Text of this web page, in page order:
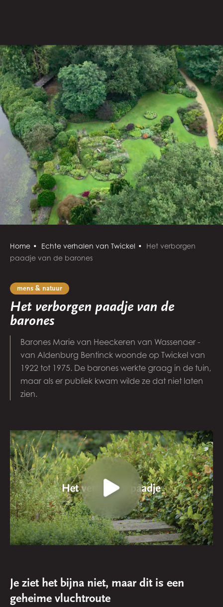
Home Echte verhalen van Twickel
Het verborgen
paadje van de barones
mens & natuur
Het verborgen paadje van de
barones
Barones Marie van Heeckeren van Wassenaer -
van Aldenburg Bentinck woonde op Twickel van
1922 tot 1975. De barones werkte graag in de tuin,
maar als er publiek kwam wilde ze dat niet laten
zien.
Je ziet het bijna niet, maar dit is een
geheime vluchtroute